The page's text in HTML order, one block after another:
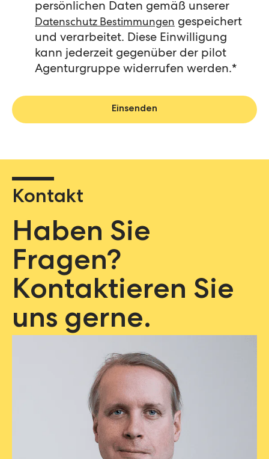
persönlichen Daten gemäß unserer
Datenschutz Bestimmungen gespeichert
und verarbeitet. Diese Einwilligung
kann jederzeit gegenüber der pilot
Agenturgruppe widerrufen werden.*
Kontakt
Haben Sie
Fragen?
Kontaktieren Sie
uns gerne.